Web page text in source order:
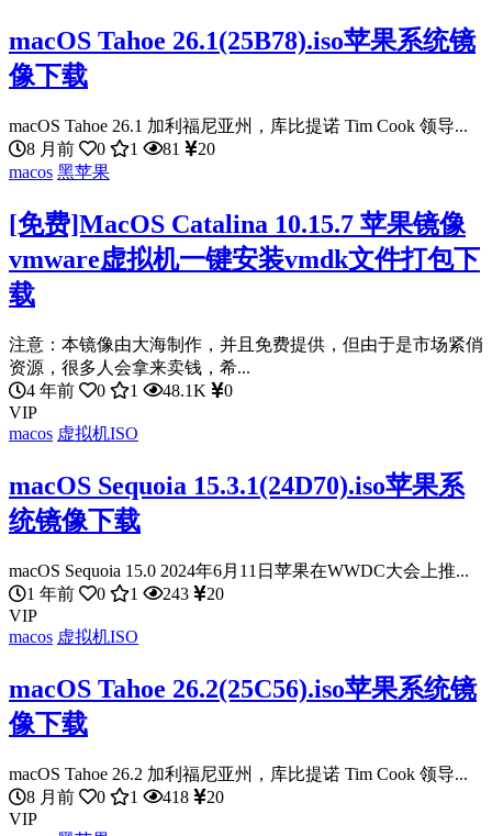
macOS Tahoe 26.1(25B78).iso苹果系统镜
像下载
macOS Tahoe 26.1 加利福尼亚州，库比提诺 Tim Cook 领导...
8 月前
0 1 81
20
macos 黑苹果
[免费]MacOS Catalina 10.15.7 苹果镜像
vmware虚拟机一键安装vmdk文件打包下
载
注意：本镜像由大海制作，并且免费提供，但由于是市场紧俏
资源，很多人会拿来卖钱，希...
4 年前
0 1 48.1K
0
VIP
macos 虚拟机ISO
macOS Sequoia 15.3.1(24D70).iso苹果系
统镜像下载
macOS Sequoia 15.0 2024年6月11日苹果在WWDC大会上推...
1 年前
0 1 243
20
VIP
macos 虚拟机ISO
macOS Tahoe 26.2(25C56).iso苹果系统镜
像下载
macOS Tahoe 26.2 加利福尼亚州，库比提诺 Tim Cook 领导...
8 月前
0 1 418
20
VIP